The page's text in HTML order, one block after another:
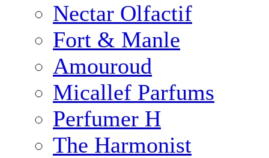
Nectar Olfactif
Fort & Manle
Amouroud
Micallef Parfums
Perfumer H
The Harmonist